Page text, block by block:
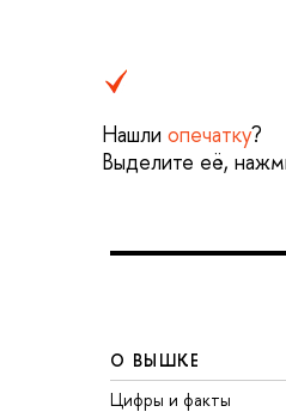
Нашли опечатку?
ыделите её,
О ВЫШКЕ
Цифры и факты